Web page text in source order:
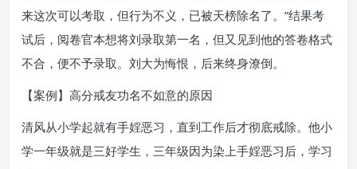
来这次可以考取，但行为不义，已被天榜除名了。”结果考
试后，阅卷官本想将刘录取第一名，但又见到他的答卷格式
不合，便不予录取。刘大为悔恨，后来终身潦倒。
【案例】高分戒友功名不如意的原因
清风从小学起就有手婬恶习，直到工作后才彻底戒除。他小
学一年级就是三好学生，三年级因为染上手婬恶习后，学习